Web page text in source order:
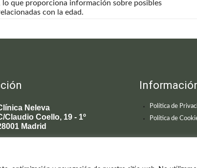
que proporciona información sobre posibles
con la edad.
Neleva
Claudio Coello, 19 - 1º
Madrid
Política de
Política de